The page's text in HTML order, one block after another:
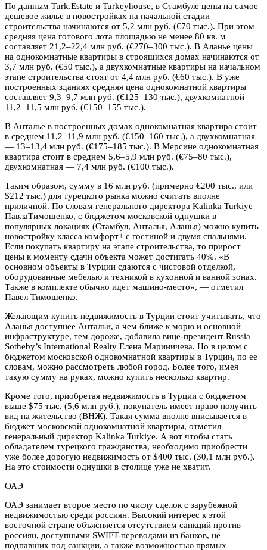
По данным Turk.Estate и Turkeyhouse, в Стамбуле цены на самое
дешевое жилье в новостройках на начальной стадии
строительства начинаются от 5,2 млн руб. (€70 тыс.). При этом
средняя цена готового лота площадью не менее 80 кв. м
составляет 21,2–22,4 млн руб. (€270–300 тыс.). В Аланье цены
на однокомнатные квартиры в строящихся домах начинаются от
3,7 млн руб. (€50 тыс.), а двухкомнатные квартиры на начальном
этапе строительства стоят от 4,4 млн руб. (€60 тыс.). В уже
построенных зданиях средняя цена однокомнатной квартиры
составляет 9,3–9,7 млн руб. (€125–130 тыс.), двухкомнатной —
11,2–11,5 млн руб. (€150–155 тыс.).
В Анталье в построенных домах однокомнатная квартира стоит
в среднем 11,2–11,9 млн руб. (€150–160 тыс.), а двухкомнатная
— 13–13,4 млн руб. (€175–185 тыс.). В Мерсине однокомнатная
квартира стоит в среднем 5,6–5,9 млн руб. (€75–80 тыс.),
двухкомнатная — 7,4 млн руб. (€100 тыс.).
Таким образом, сумму в 16 млн руб. (примерно €200 тыс., или
$212 тыс.) для турецкого рынка можно считать вполне
приличной. По словам генерального директора Kalinka Turkiye
ПавлаТимошенко, с бюджетом московской однушки в
популярных локациях (Стамбул, Анталья, Аланья) можно купить
новостройку класса комфорт+ с гостиной и двумя спальнями.
Если покупать квартиру на этапе строительства, то прирост
цены к моменту сдачи объекта может достигать 40%. «В
основном объекты в Турции сдаются с чистовой отделкой,
оборудованные мебелью и техникой в кухонной и ванной зонах.
Также в комплекте обычно идет машино-место», — отметил
Павел Тимошенко.
Желающим купить недвижимость в Турции стоит учитывать, что
Аланья доступнее Антальи, а чем ближе к морю и основной
инфраструктуре, тем дороже, добавила вице-президент Russia
Sotheby’s International Realty Елена Мариничева. Но в целом с
бюджетом московской однокомнатной квартиры в Турции, по ее
словам, можно рассмотреть любой город. Более того, имея
такую сумму на руках, можно купить несколько квартир.
Кроме того, приобретая недвижимость в Турции с бюджетом
выше $75 тыс. (5,6 млн руб.), покупатель имеет право получить
вид на жительство (ВНЖ). Такая сумма вполне вписывается в
бюджет московской однокомнатной квартиры, отметил
генеральный директор Kalinka Turkiye. А вот чтобы стать
обладателем турецкого гражданства, необходимо приобрести
уже более дорогую недвижимость от $400 тыс. (30,1 млн руб.).
На это стоимости однушки в столице уже не хватит.
ОАЭ
ОАЭ занимает второе место по числу сделок с зарубежной
недвижимостью среди россиян. Высокий интерес к этой
восточной стране объясняется отсутствием санкций против
россиян, доступными SWIFT-переводами из банков, не
подпавших под санкции, а также возможностью прямых